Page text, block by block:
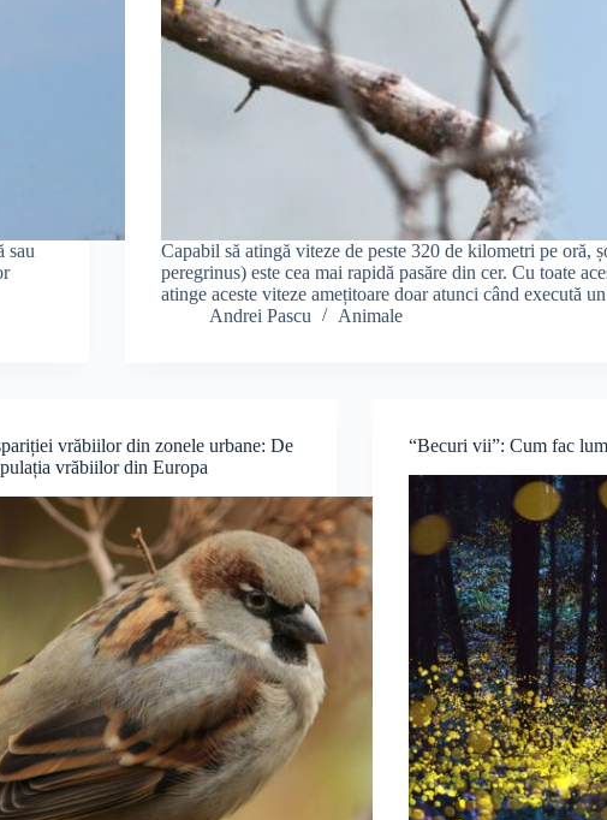
sau
Capabil să atingă viteze de peste 320 de kilometri pe oră,
peregrinus) este cea mai rapidă pasăre din cer. Cu toate
atinge aceste viteze amețitoare doar atunci când execută
Andrei Pascu
Animale
vrăbiilor din zonele urbane: De
vrăbiilor din Europa
“Becuri vii”: Cum fac